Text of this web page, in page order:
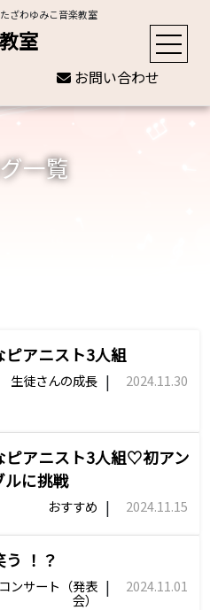
ざわゆみこ音楽教室
室
お問い合わせ
一覧
ピアニスト3人組
生徒さんの成長 | 2024.11.30
ピアニスト3人組♡初アン
ルに挑戦
おすすめ | 2024.11.15
！？
ンサート（発表
会）
| 2024.11.01